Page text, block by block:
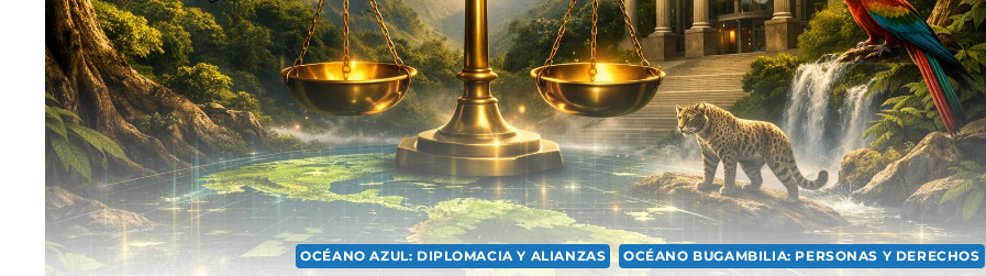
OCÉANO AZUL: DIPLOMACIA Y ALIANZAS OCÉANO BUGAMBILIA: PERSONAS Y DERECHOS